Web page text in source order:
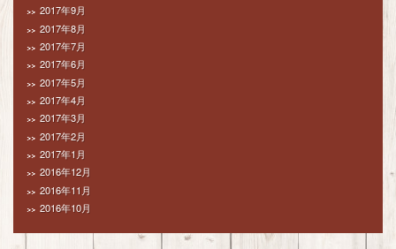
2017年9月
2017年8月
2017年7月
2017年6月
2017年5月
2017年4月
2017年3月
2017年2月
2017年1月
2016年12月
2016年11月
2016年10月